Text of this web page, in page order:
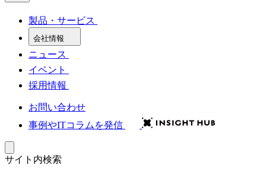
製品・サービス
会社情報
ニュース
イベント
採用情報
お問い合わせ
事例やITコラムを発信
サイト内検索